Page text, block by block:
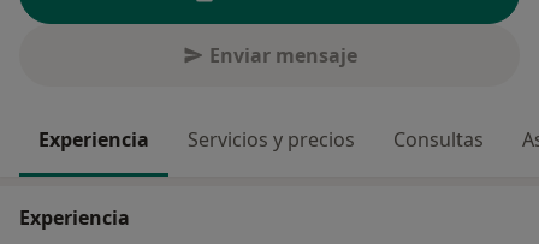
Enviar mensaje
Experiencia Servicios y precios Consultas
Experiencia